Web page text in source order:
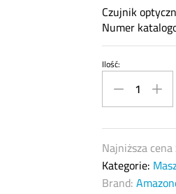
Czujnik
Numer
Sensor
czujnik
optyczny
quantity
Ilość:
Najniższa
Kategorie:
Brand: